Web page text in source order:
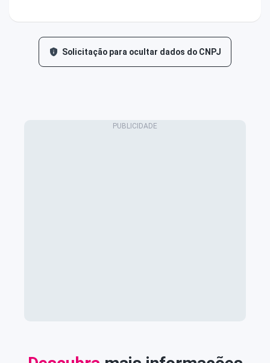
Solicitação para ocultar dados do CNPJ